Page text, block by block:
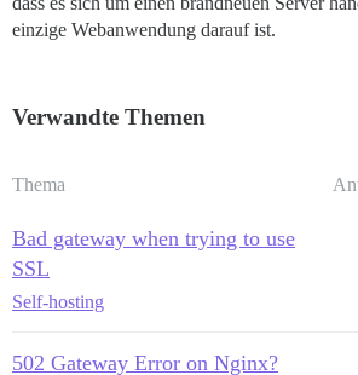
einzige Webanwendung darauf ist.
Verwandte Themen
Thema
Bad gateway when trying to use
SSL
Self-hosting
502 Gateway Error on Nginx?